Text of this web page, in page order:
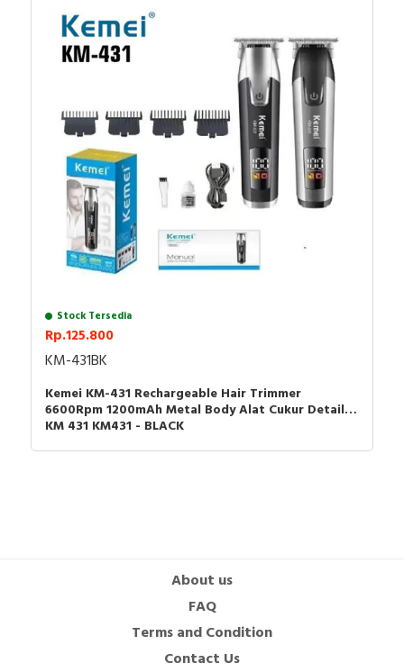
- Buku panduan
- Minyak mesin
Stock Tersedia
Rp.125.800
KM-431BK
Kemei KM-431 Rechargeable Hair Trimmer
6600Rpm 1200mAh Metal Body Alat Cukur Detailer
KM 431 KM431 - BLACK
About us
FAQ
Terms and Condition
Contact Us